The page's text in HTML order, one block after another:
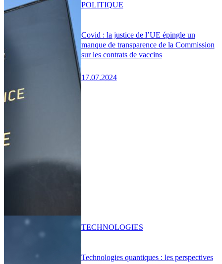
Covid : la justice de l’UE épingle un
manque de transparence de la Commission
sur les contrats de vaccins
17.07.2024
POLITIQUE
Technologies quantiques : les perspectives
TECHNOLOGIES